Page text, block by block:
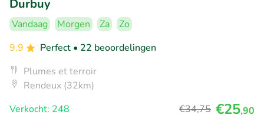
Durbuy
Vandaag Morgen Za
Zo
9.9
Perfect • 22 beoordelingen
Plumes et terroir
Rendeux (32km)
Verkocht: 248
€34,75 €25,90